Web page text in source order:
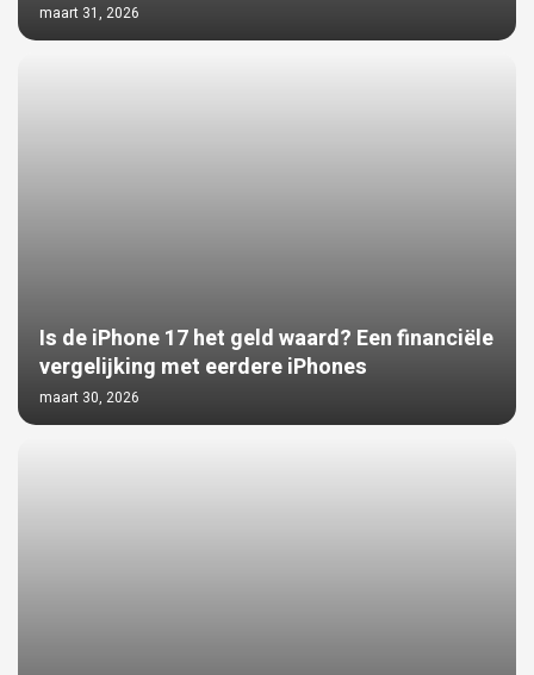
maart 31, 2026
Is de iPhone 17 het geld waard? Een financiële
vergelijking met eerdere iPhones
maart 30, 2026